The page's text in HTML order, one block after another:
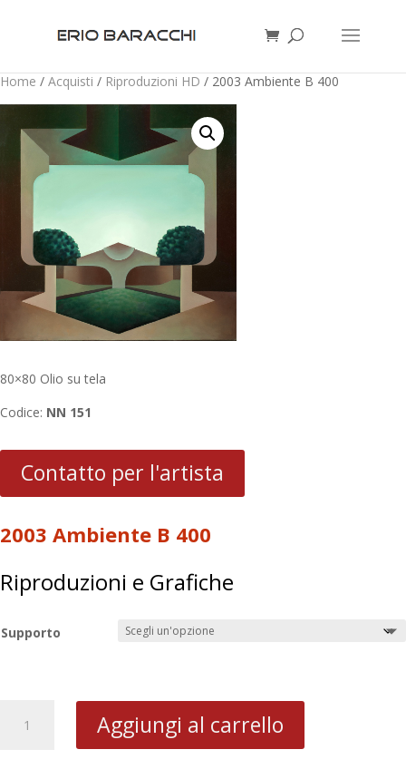
Home / Acquisti / Riproduzioni HD / 2003 Ambiente B 400
80×80 Olio su tela
Codice: NN 151
Contatto per l'artista
2003 Ambiente B 400
Riproduzioni e Grafiche
Supporto
Ambiente
Aggiungi al carrello